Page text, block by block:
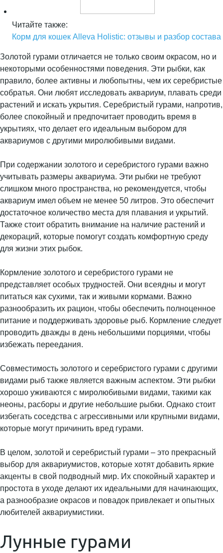
Читайте также:
Корм для кошек Alleva Holistic: отзывы и разбор состава
Золотой гурами отличается не только своим окрасом, но и
некоторыми особенностями поведения. Эти рыбки, как
правило, более активны и любопытны, чем их серебристые
собратья. Они любят исследовать аквариум, плавать среди
растений и искать укрытия. Серебристый гурами, напротив,
более спокойный и предпочитает проводить время в
укрытиях, что делает его идеальным выбором для
аквариумов с другими миролюбивыми видами.
При содержании золотого и серебристого гурами важно
учитывать размеры аквариума. Эти рыбки не требуют
слишком много пространства, но рекомендуется, чтобы
аквариум имел объем не менее 50 литров. Это обеспечит
достаточное количество места для плавания и укрытий.
Также стоит обратить внимание на наличие растений и
декораций, которые помогут создать комфортную среду
для жизни этих рыбок.
Кормление золотого и серебристого гурами не
представляет особых трудностей. Они всеядны и могут
питаться как сухими, так и живыми кормами. Важно
разнообразить их рацион, чтобы обеспечить полноценное
питание и поддерживать здоровье рыб. Кормление следует
проводить дважды в день небольшими порциями, чтобы
избежать переедания.
Совместимость золотого и серебристого гурами с другими
видами рыб также является важным аспектом. Эти рыбки
хорошо уживаются с миролюбивыми видами, такими как
неоны, расборы и другие небольшие рыбки. Однако стоит
избегать соседства с агрессивными или крупными видами,
которые могут причинить вред гурами.
В целом, золотой и серебристый гурами – это прекрасный
выбор для аквариумистов, которые хотят добавить яркие
акценты в свой подводный мир. Их спокойный характер и
простота в уходе делают их идеальными для начинающих,
а разнообразие окрасов и повадок привлекает и опытных
любителей аквариумистики.
Лунные гурами